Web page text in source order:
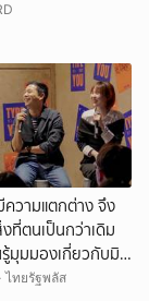
ความแตกต่าง จึง
ที่ตนเป็นกว่าเดิม
มุมมองเกี่ยวกับมิติ
มีแค่ ‘ไทป์’ ไปกับ
ไทยรัฐพลัส